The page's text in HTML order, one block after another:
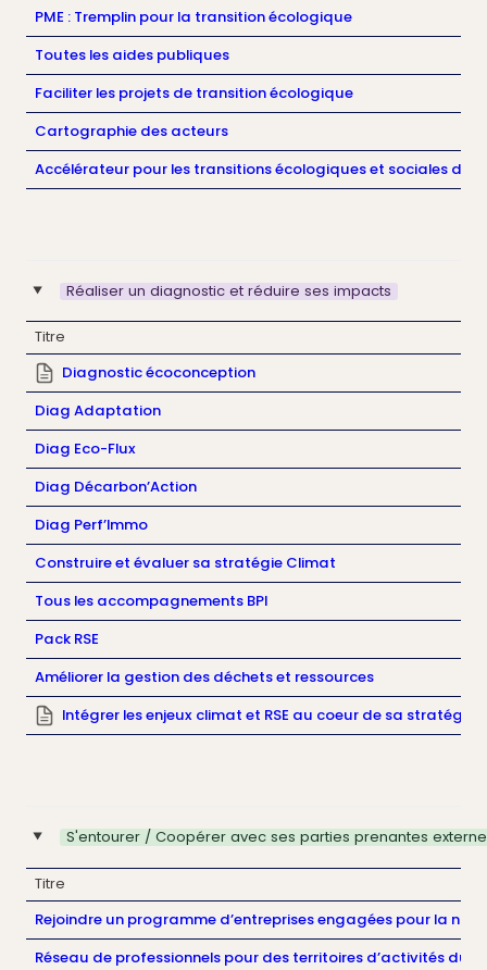
PME : Tremplin pour la transition écologique
Toutes les aides publiques
Faciliter les projets de transition écologique
Cartographie des acteurs
Accélérateur pour les transitions écologiques et sociales des
‣ Réaliser un diagnostic et réduire ses impacts
Titre
Diagnostic écoconception
Diag Adaptation
Diag Eco-Flux
Diag Décarbon’Action
Diag Perf’Immo
Construire et évaluer sa stratégie Climat
Tous les accompagnements BPI
Pack RSE
Améliorer la gestion des déchets et ressources
Intégrer les enjeux climat et RSE au coeur de sa stratégie
‣ S'entourer / Coopérer avec ses parties prenantes
Titre
Rejoindre un programme d’entreprises engagées pour la
Réseau de professionnels pour des territoires d’activités